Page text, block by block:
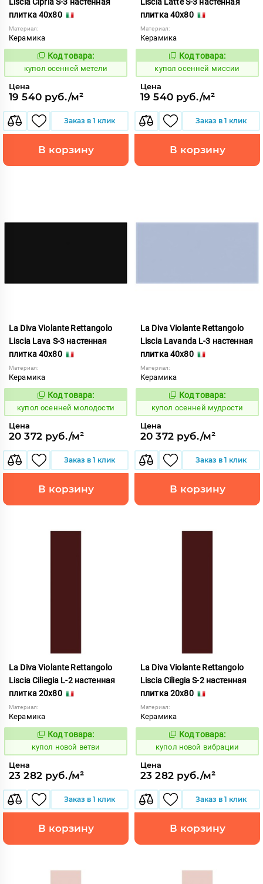
плитка 40x80
Материал:
Керамика
852175
Код товара:
купол осенней метели
Цена
19 540 руб./м²
Заказ в 1 клик
В корзину
плитка 40x80
Материал:
Керамика
852177
Код товара:
купол осенней миссии
Цена
19 540 руб./м²
Заказ в 1 клик
В корзину
La Diva Violante Rettangolo
Liscia Lava S-3 настенная
плитка 40x80
Материал:
Керамика
852179
Код товара:
купол осенней молодости
Цена
20 372 руб./м²
Заказ в 1 клик
В корзину
La Diva Violante Rettangolo
Liscia Lavanda L-3 настенная
плитка 40x80
Материал:
Керамика
852180
Код товара:
купол осенней мудрости
Цена
20 372 руб./м²
Заказ в 1 клик
В корзину
La Diva Violante Rettangolo
Liscia Ciliegia L-2 настенная
плитка 20x80
Материал:
Керамика
851884
Код товара:
купол новой ветви
Цена
23 282 руб./м²
Заказ в 1 клик
В корзину
La Diva Violante Rettangolo
Liscia Ciliegia S-2 настенная
плитка 20x80
Материал:
Керамика
851885
Код товара:
купол новой вибрации
Цена
23 282 руб./м²
Заказ в 1 клик
В корзину